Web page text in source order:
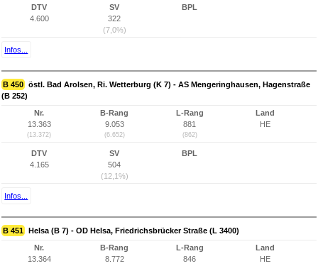
DTV
4.600
SV
322
(7,0%)
BPL
Infos...
B 450 östl. Bad Arolsen, Ri. Wetterburg (K 7) - AS Mengeringhausen, Hagenstraße
(B 252)
Nr.
13.363
(13.372)
B-Rang
9.053
(6.652)
L-Rang
881
(862)
Land
HE
DTV
4.165
SV
504
(12,1%)
BPL
Infos...
B 451 Helsa (B 7) - OD Helsa, Friedrichsbrücker Straße (L 3400)
Nr.
13.364
B-Rang
8.772
L-Rang
846
Land
HE